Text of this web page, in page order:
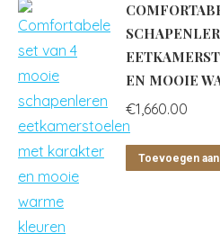
EN MOOIE
€1,660.00
Toevoegen